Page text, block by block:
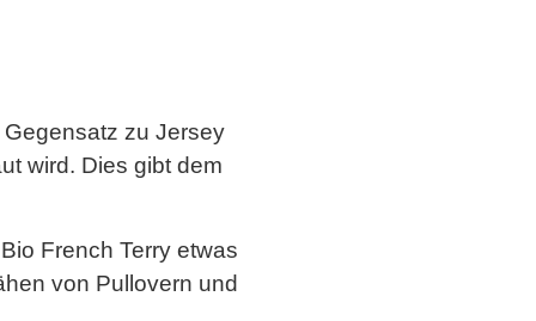
zu Jersey
wird. Dies gibt dem
French Terry etwas
von Pullovern und